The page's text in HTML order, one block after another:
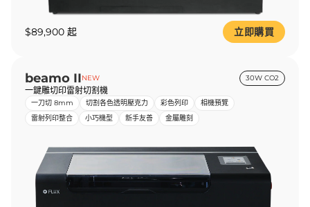
$89,900 起 立即購買
beamo IINEW 30W CO2
一鍵雕切印雷射切割機
一刀切 8mm 切割各色透明壓克力 彩色列印
相機預覽
雷射列印整合
小巧機型 新手友善 金屬雕刻